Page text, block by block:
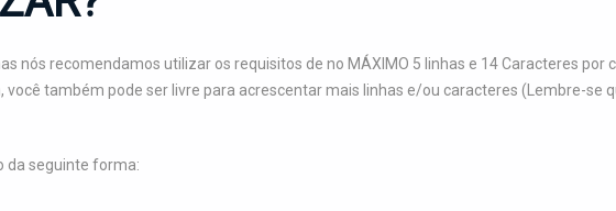
nós recomendamos utilizar os requisitos de no MÁXIMO 5 linhas e 14 Caracteres por
você também pode ser livre para acrescentar mais linhas e/ou caracteres (Lembre-se
da seguinte forma: